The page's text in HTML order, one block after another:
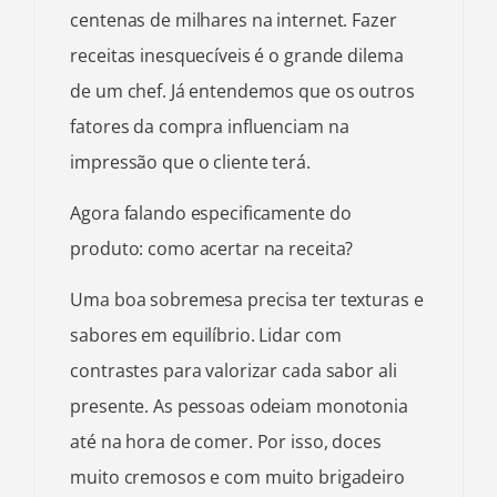
centenas de milhares na internet. Fazer
receitas inesquecíveis é o grande dilema
de um chef. Já entendemos que os outros
fatores da compra influenciam na
impressão que o cliente terá.
Agora falando especificamente do
produto: como acertar na receita?
Uma boa sobremesa precisa ter texturas e
sabores em equilíbrio. Lidar com
contrastes para valorizar cada sabor ali
presente. As pessoas odeiam monotonia
até na hora de comer. Por isso, doces
muito cremosos e com muito brigadeiro